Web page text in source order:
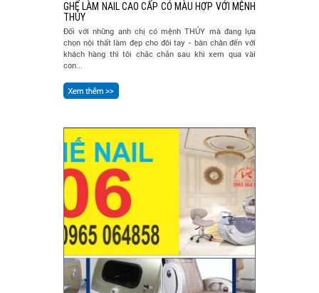
GHẾ LÀM NAIL CAO CẤP CÓ MÀU HỢP VỚI MỆNH
THỦY
Đối với những anh chị có mệnh THỦY mà đang lựa
chọn nội thất làm đẹp cho đôi tay - bàn chân đến với
khách hàng thì tôi chắc chắn sau khi xem qua vài
con...